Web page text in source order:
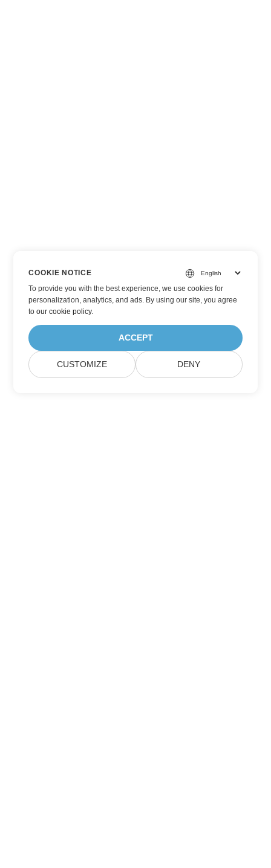
COOKIE NOTICE
To provide you with the best experience, we use cookies for
personalization, analytics, and ads. By using our site, you agree
toour cookie policy.
ACCEPT
CUSTOMIZE DENY